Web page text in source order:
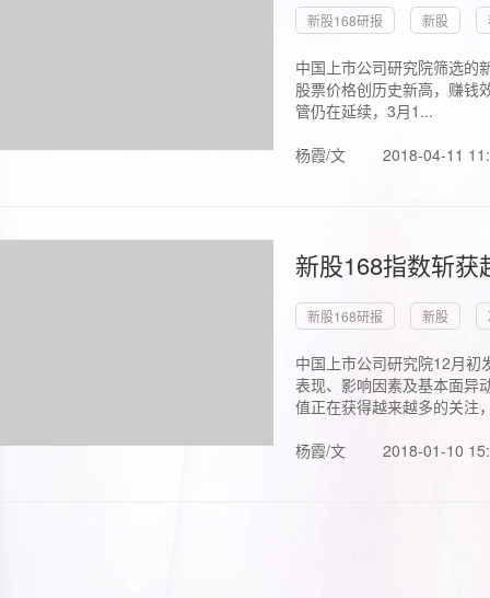
新股168研报 新股
中国上市公司研究院筛选的
股票价格创历史新高，赚钱
管仍在延续，3月1...
杨霞/文
2018-04-11
新股168指数斩
新股168研报 新股
中国上市公司研究院12月初
表现、影响因素及基本面异
值正在获得越来越多的关注
杨霞/文
2018-01-10